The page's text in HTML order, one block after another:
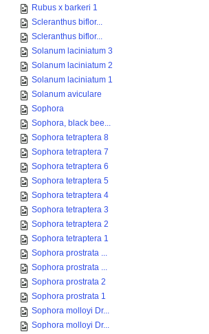
Rubus x barkeri 1
Scleranthus biflor...
Scleranthus biflor...
Solanum laciniatum 3
Solanum laciniatum 2
Solanum laciniatum 1
Solanum aviculare
Sophora
Sophora, black bee...
Sophora tetraptera 8
Sophora tetraptera 7
Sophora tetraptera 6
Sophora tetraptera 5
Sophora tetraptera 4
Sophora tetraptera 3
Sophora tetraptera 2
Sophora tetraptera 1
Sophora prostrata ...
Sophora prostrata ...
Sophora prostrata 2
Sophora prostrata 1
Sophora molloyi Dr...
Sophora molloyi Dr...